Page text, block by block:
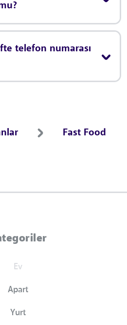
telefon numarası
Fast Food
Ev
Apart
Yurt